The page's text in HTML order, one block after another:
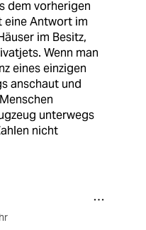
dem vorherigen
eine Antwort im
im Besitz,
Wenn man
eines einzigen
anschaut und
unterwegs
nicht